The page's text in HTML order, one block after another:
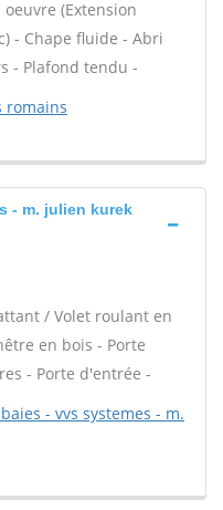
(Extension
- Chape fluide - Abri
- Plafond tendu -
romains
- m. julien kurek
/ Volet roulant en
en bois - Porte
- Porte d'entrée -
- vvs systemes - m.